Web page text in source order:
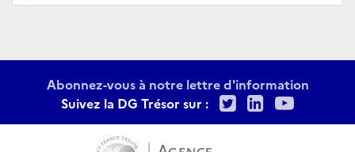
Abonnez-vous à notre lettre d'information
Suivez la DG Trésor sur :
TwitterLinkedIn